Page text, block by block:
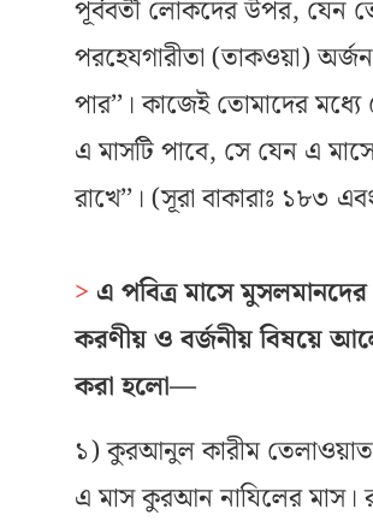
পূর্ববর্তী লোকদের উপর, যেন
পরহেযগারীতা (তাকওয়া)
পার’’। কাজেই তোমাদের
এ মাসটি পাবে, সে যেন এ
রাখে’’। (সূরা বাকারাঃ ১৮৩
> এ পবিত্র মাসে
করণীয় ও বর্জনীয় বিষয়ে
করা হলো—
১) কুরআনুল কারীম
এ মাস কুরআন নাযিলের মাস।